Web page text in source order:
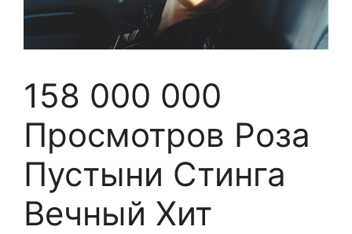
158 000 000
Просмотров Роза
Пустыни Стинга
Вечный Хит